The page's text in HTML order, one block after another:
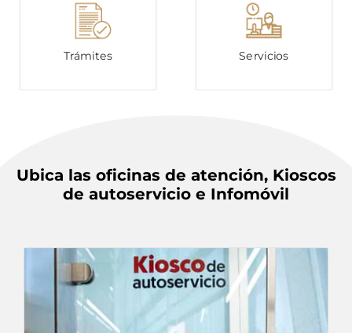
Trámites Servicios
Ubica las oficinas de atención, Kioscos
de autoservicio e Infomóvil